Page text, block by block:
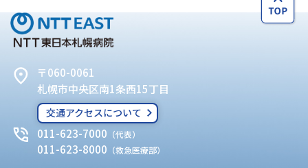
〒060-0061
札幌市中央区南1条西15丁目
交通アクセスについて
011-623-7000 （代表）
011-623-8000 （救急医療部）